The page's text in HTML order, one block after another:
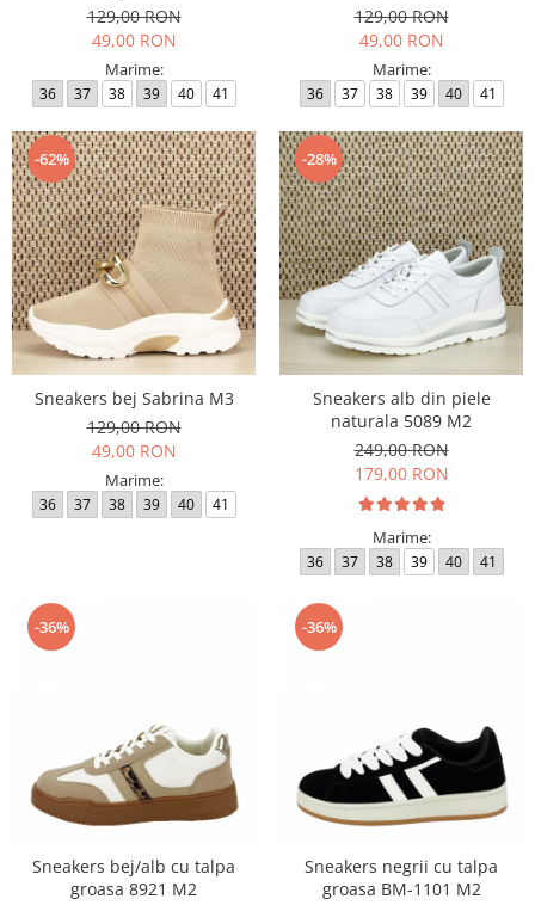
129,00 RON
49,00 RON
Marime:
36 37 38 39 40 41
129,00 RON
49,00 RON
Marime:
36 37 38 39 40 41
-62%
Sneakers bej Sabrina M3
129,00 RON
49,00 RON
Marime:
36 37 38 39 40 41
-28%
Sneakers alb din piele
naturala 5089 M2
249,00 RON
179,00 RON
Marime:
36 37 38 39 40 41
-36%
Sneakers bej/alb cu talpa
groasa 8921 M2
-36%
Sneakers negrii cu talpa
groasa BM-1101 M2